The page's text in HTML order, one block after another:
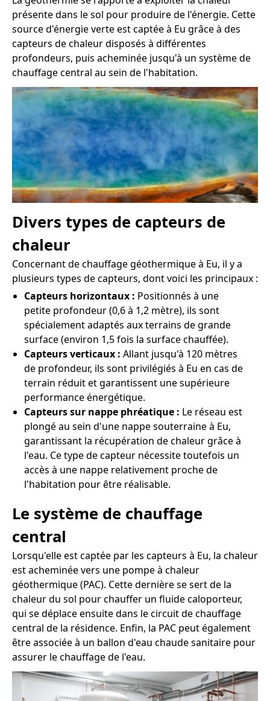
présente dans le sol pour produire de l'énergie. Cette
source d'énergie verte est captée à Eu grâce à des
capteurs de chaleur disposés à différentes
profondeurs, puis acheminée jusqu'à un système de
chauffage central au sein de l'habitation.
Divers types de capteurs de
chaleur
Concernant de chauffage géothermique à Eu, il y a
plusieurs types de capteurs, dont voici les principaux :
Capteurs horizontaux : Positionnés à une
petite profondeur (0,6 à 1,2 mètre), ils sont
spécialement adaptés aux terrains de grande
surface (environ 1,5 fois la surface chauffée).
Capteurs verticaux : Allant jusqu'à 120 mètres
de profondeur, ils sont privilégiés à Eu en cas de
terrain réduit et garantissent une supérieure
performance énergétique.
Capteurs sur nappe phréatique : Le réseau est
plongé au sein d'une nappe souterraine à Eu,
garantissant la récupération de chaleur grâce à
l'eau. Ce type de capteur nécessite toutefois un
accès à une nappe relativement proche de
l'habitation pour être réalisable.
Le système de chauffage
central
Lorsqu'elle est captée par les capteurs à Eu, la chaleur
est acheminée vers une pompe à chaleur
géothermique (PAC). Cette dernière se sert de la
chaleur du sol pour chauffer un fluide caloporteur,
qui se déplace ensuite dans le circuit de chauffage
central de la résidence. Enfin, la PAC peut également
être associée à un ballon d'eau chaude sanitaire pour
assurer le chauffage de l'eau.